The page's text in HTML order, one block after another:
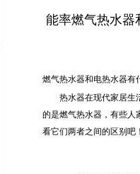
能率燃气热水器
燃气热水器和电热水器有
热水器在现代家居生
的是燃气热水器，有些人
看它们两者之间的区别吧！